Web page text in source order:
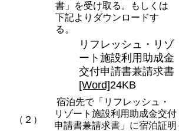
書」を受け取る。もしくは
下記よりダウンロードす
る。
リフレッシュ・リゾ
ート施設利用助成金
交付申請書兼請求書
[Word]24KB
（２）
宿泊先で「リフレッシュ・
リゾート施設利用助成金交付
申請書兼請求書」に宿泊証明